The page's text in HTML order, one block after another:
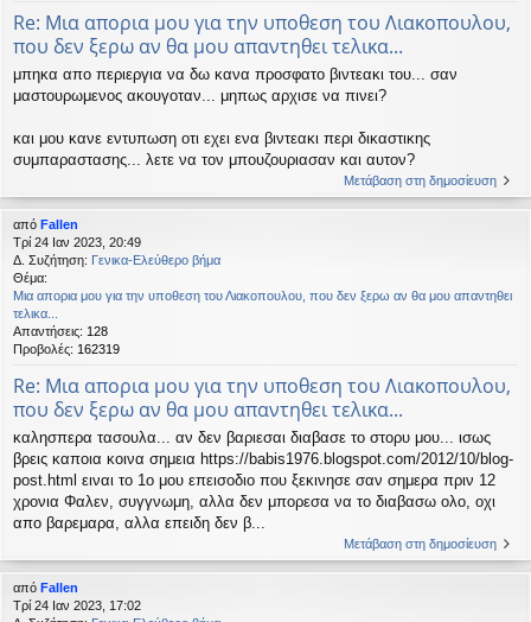
Re: Μια απορια μου για την υποθεση του Λιακοπουλου,
που δεν ξερω αν θα μου απαντηθει τελικα...
μπηκα απο περιεργια να δω κανα προσφατο βιντεακι του... σαν
μαστουρωμενος ακουγοταν... μηπως αρχισε να πινει?
και μου κανε εντυπωση οτι εχει ενα βιντεακι περι δικαστικης
συμπαραστασης... λετε να τον μπουζουριασαν και αυτον?
Μετάβαση στη δημοσίευση
από Fallen
Τρί 24 Ιαν 2023, 20:49
Δ. Συζήτηση: Γενικα-Ελεύθερο βήμα
Θέμα:
Μια απορια μου για την υποθεση του Λιακοπουλου, που δεν ξερω αν θα μου απαντηθει
τελικα...
Απαντήσεις: 128
Προβολές: 162319
Re: Μια απορια μου για την υποθεση του Λιακοπουλου,
που δεν ξερω αν θα μου απαντηθει τελικα...
καλησπερα τασουλα... αν δεν βαριεσαι διαβασε το στορυ μου... ισως
βρεις καποια κοινα σημεια https://babis1976.blogspot.com/2012/10/blog-
post.html ειναι το 1ο μου επεισοδιο που ξεκινησε σαν σημερα πριν 12
χρονια Φαλεν, συγγνωμη, αλλα δεν μπορεσα να το διαβασω ολο, οχι
απο βαρεμαρα, αλλα επειδη δεν β...
Μετάβαση στη δημοσίευση
από Fallen
Τρί 24 Ιαν 2023, 17:02